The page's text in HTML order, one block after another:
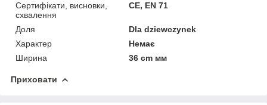
Сертифікати, висновки,
схвалення
CE, EN 71
Доля
Dla dziewczynek
Характер
Немає
Ширина
36 cm мм
Приховати